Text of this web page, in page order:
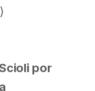
por